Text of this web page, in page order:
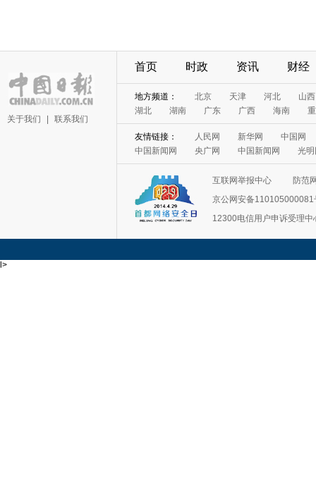
关于我们 联系我们
首页 时政 资讯 财经
地方频道： 北京 天津 河北
山西
湖北
湖南 广东 广西 海南
友情链接： 人民网 新华网
中国网
中国新闻网
央广网 中国新闻网 光
互联网举报中心
防范
京公网安备110105000081
12300电信用户申诉受理中
l>